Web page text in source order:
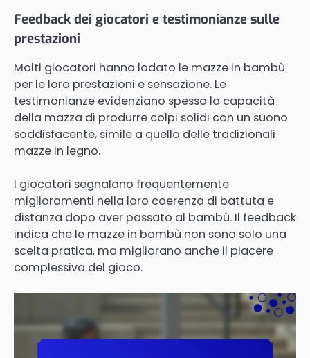
Feedback dei giocatori e testimonianze sulle
prestazioni
Molti giocatori hanno lodato le mazze in bambù
per le loro prestazioni e sensazione. Le
testimonianze evidenziano spesso la capacità
della mazza di produrre colpi solidi con un suono
soddisfacente, simile a quello delle tradizionali
mazze in legno.
I giocatori segnalano frequentemente
miglioramenti nella loro coerenza di battuta e
distanza dopo aver passato al bambù. Il feedback
indica che le mazze in bambù non sono solo una
scelta pratica, ma migliorano anche il piacere
complessivo del gioco.